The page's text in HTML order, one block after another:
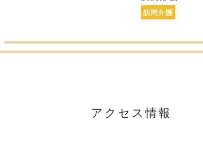
訪問介護
アクセス情報